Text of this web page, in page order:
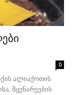
0
ალიაქოთის
მცენარეების